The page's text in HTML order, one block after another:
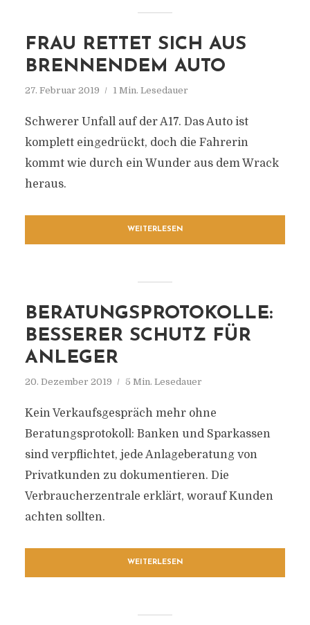
FRAU RETTET SICH AUS
BRENNENDEM AUTO
27. Februar 2019 1 Min. Lesedauer
Schwerer Unfall auf der A17. Das Auto ist
komplett eingedrückt, doch die Fahrerin
kommt wie durch ein Wunder aus dem Wrack
heraus.
WEITERLESEN
BERATUNGSPROTOKOLLE:
BESSERER SCHUTZ FÜR
ANLEGER
20. Dezember 2019 5 Min. Lesedauer
Kein Verkaufsgespräch mehr ohne
Beratungsprotokoll: Banken und Sparkassen
sind verpflichtet, jede Anlageberatung von
Privatkunden zu dokumentieren. Die
Verbraucherzentrale erklärt, worauf Kunden
achten sollten.
WEITERLESEN